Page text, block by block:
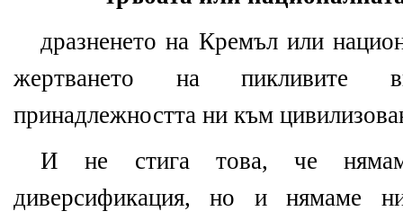
дразненето на Кремъл или
жертването на пикливите
принадлежността ни към
И не стига това, че
диверсификация, но и нямаме